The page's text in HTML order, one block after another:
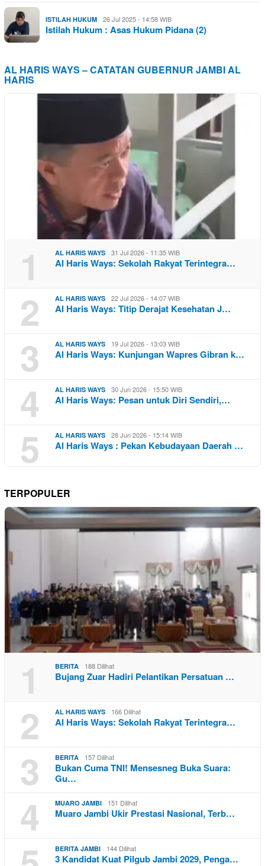
ISTILAH HUKUM 26 Jul 2025 - 14:58 WIB
Istilah Hukum : Asas Hukum Pidana (2)
AL HARIS WAYS – CATATAN GUBERNUR JAMBI AL
HARIS
1 AL HARIS WAYS 31 Jul 2026 - 11:35 WIB
Al Haris Ways: Sekolah Rakyat Terintegra…
2 AL HARIS WAYS 22 Jul 2026 - 14:07 WIB
Al Haris Ways: Titip Derajat Kesehatan J…
3 AL HARIS WAYS 19 Jul 2026 - 13:03 WIB
Al Haris Ways: Kunjungan Wapres Gibran k…
4 AL HARIS WAYS 30 Jun 2026 - 15:50 WIB
Al Haris Ways: Pesan untuk Diri Sendiri,…
5 AL HARIS WAYS 28 Jun 2026 - 15:14 WIB
Al Haris Ways : Pekan Kebudayaan Daerah …
TERPOPULER
1 BERITA 188 Dilihat
Bujang Zuar Hadiri Pelantikan Persatuan …
2 AL HARIS WAYS 166 Dilihat
Al Haris Ways: Sekolah Rakyat Terintegra…
3 BERITA 157 Dilihat
Bukan Cuma TNI! Mensesneg Buka Suara:
Gu…
4 MUARO JAMBI 151 Dilihat
Muaro Jambi Ukir Prestasi Nasional, Terb…
BERITA JAMBI 144 Dilihat
3 Kandidat Kuat Pilgub Jambi 2029, Penga…